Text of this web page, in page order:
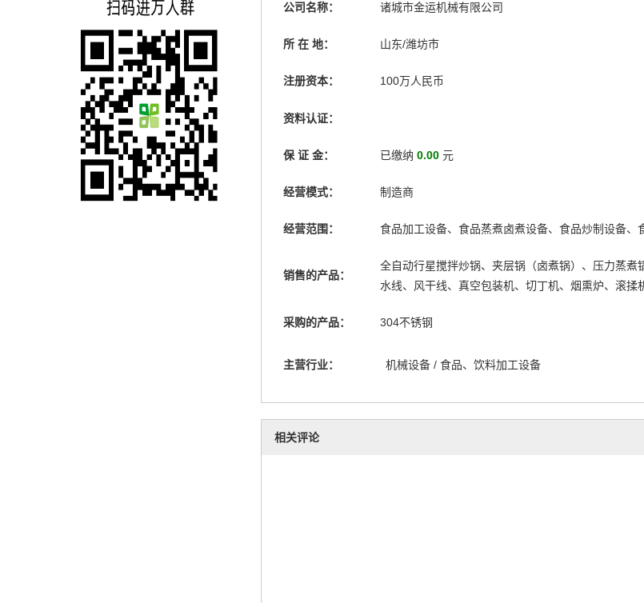
公司名称： 诸城市金运机械有限公司
所 在 地： 山东/潍坊市
注册资本： 100万人民币
资料认证：
保 证 金： 已缴纳 0.00 元
经营模式： 制造商
经营范围： 食品加工设备、食品蒸煮卤煮设备、食品炒制设备
销售的产品：
全自动行星搅拌炒锅、夹层锅（卤煮锅）、压力蒸
水线、风干线、真空包装机、切丁机、烟熏炉、滚
采购的产品： 304不锈钢
主营行业： 机械设备 / 食品、饮料加工设备
相关评论